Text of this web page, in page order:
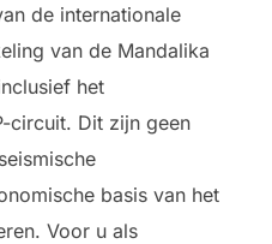
de internationale
van de Mandalika
het
circuit. Dit zijn geen
basis van het
Voor u als